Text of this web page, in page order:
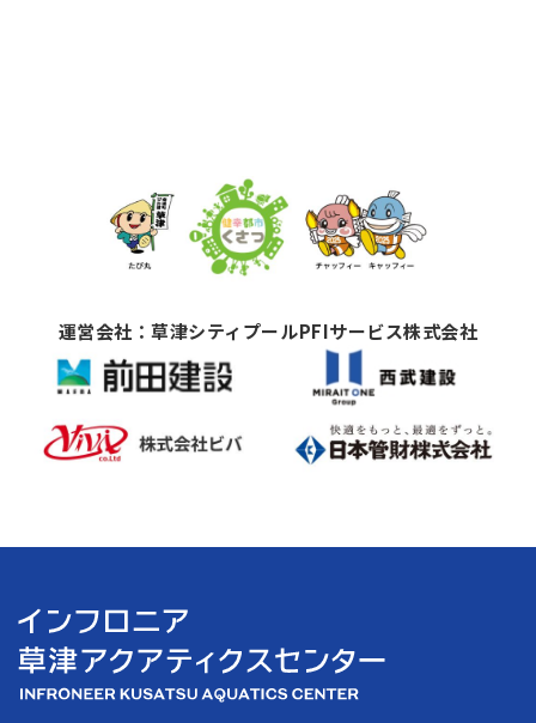
運営会社：草津シティプールPFIサービス株式会社